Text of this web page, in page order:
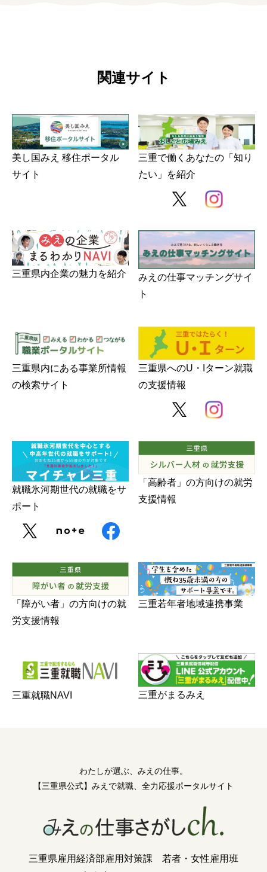
関連サイト
美し国みえ 移住ポータル
サイト
三重で働くあなたの「知り
たい」を紹介
三重県内企業の魅力を紹介
みえの仕事マッチングサイ
ト
三重県内にある事業所情報
の検索サイト
三重県へのU・Iターン就職
の支援情報
就職氷河期世代の就職をサ
ポート
「高齢者」の方向けの就労
支援情報
「障がい者」の方向けの就
労支援情報
三重若年者地域連携事業
三重就職NAVI 三重がまるみえ
わたしが選ぶ、みえの仕事。
【三重県公式】みえで就職、全力応援ポータルサイト
三重県雇用経済部雇用対策課 若者・女性雇用班